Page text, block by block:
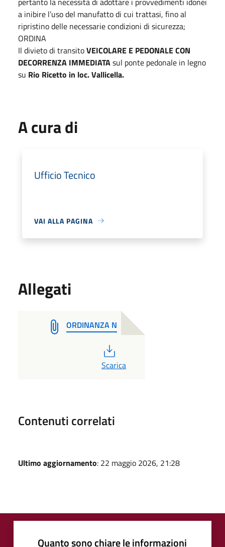
a inibire l’uso del manufatto di cui trattasi, fino al
ripristino delle necessarie condizioni di sicurezza;
ORDINA
Il divieto di transitoVEICOLARE E PEDONALE CON
DECORRENZA IMMEDIATAsul ponte pedonale in legno
su Rio Ricetto in loc. Vallicella.
A cura di
Ufficio Tecnico
VAI ALLA PAGINA
Allegati
ORDINANZA N
PDF
Scarica
Contenuti correlati
Ultimo aggiornamento: 22 maggio 2026, 21:28
Quanto sono chiare le informazioni